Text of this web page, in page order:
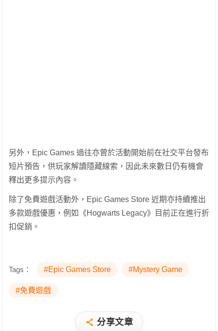
另外，Epic Games 過往亦曾於活動開始前在社交平台發布
短片預告，供玩家解讀隱藏線索，因此未來數日仍有機會
釋出更多提示內容。
除了免費遊戲活動外，Epic Games Store 近期亦持續推出
多款遊戲優惠，例如《Hogwarts Legacy》目前正在進行折
扣促銷。
Tags： #Epic Games Store #Mystery Game
#免費遊戲
分享文章